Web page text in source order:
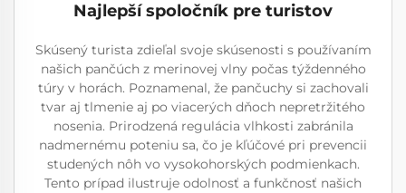
Najlepší spoločník pre turistov
Skúsený turista zdieľal svoje skúsenosti s používaním
našich pančúch z merinovej vlny počas týždenného
túry v horách. Poznamenal, že pančuchy si zachovali
tvar aj tlmenie aj po viacerých dňoch nepretržitého
nosenia. Prirodzená regulácia vlhkosti zabránila
nadmernému poteniu sa, čo je kľúčové pri prevencii
studených nôh vo vysokohorských podmienkach.
Tento prípad ilustruje odolnosť a funkčnosť našich